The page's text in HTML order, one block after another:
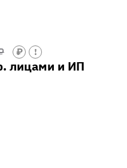
₽ !
лицами и ИП